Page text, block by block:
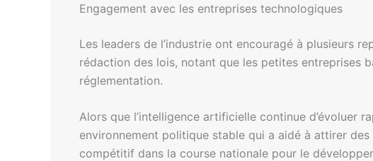
Engagement avec les entreprises technologiques
Les leaders de l’industrie ont encouragé à plusieurs
rédaction des lois, notant que les petites entreprises
réglementation.
Alors que l’intelligence artificielle continue d’évoluer
environnement politique stable qui a aidé à attirer
compétitif dans la course nationale pour le